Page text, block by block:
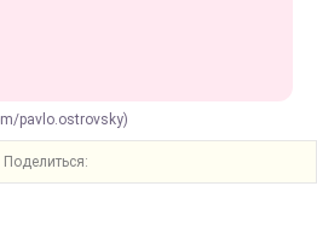
pavlo.ostrovsky)
Поделиться: